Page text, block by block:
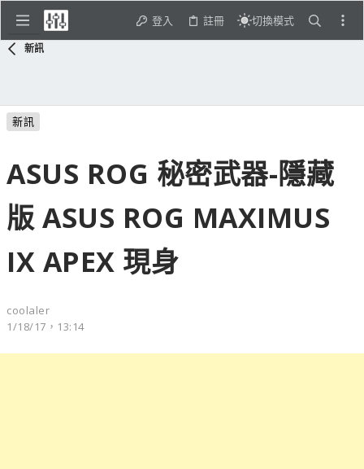
登入 註冊 切換模式
新訊
新訊
ASUS ROG 秘密武器-隱藏
版 ASUS ROG MAXIMUS
IX APEX 現身
coolaler
1/18/17，13:14